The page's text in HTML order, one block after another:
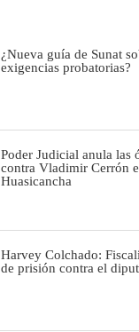
¿Nueva guía de Sunat
exigencias probatorias?
Poder Judicial anula las
contra Vladimir Cerrón
Huasicancha
Harvey Colchado:
de prisión contra el